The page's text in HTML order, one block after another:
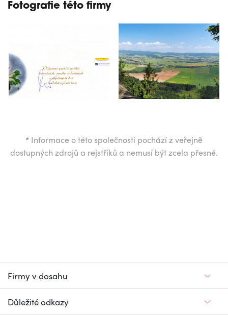
Fotografie této firmy
* Informace o této společnosti pochází z veřejně
dostupných zdrojů a rejstříků a nemusí být zcela přesné.
Firmy v dosahu
Důležité odkazy